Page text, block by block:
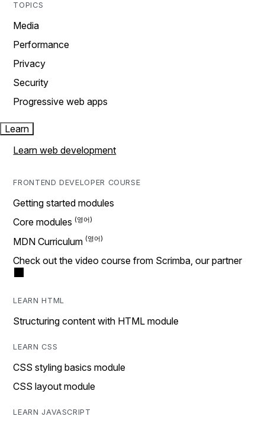
TOPICS
Media
Performance
Privacy
Security
Progressive web apps
Learn
Learn web development
FRONTEND DEVELOPER COURSE
Getting started modules
Core modules
MDN Curriculum
Check out the video course from Scrimba, our partner
LEARN HTML
Structuring content with HTML module
LEARN CSS
CSS styling basics module
CSS layout module
LEARN JAVASCRIPT